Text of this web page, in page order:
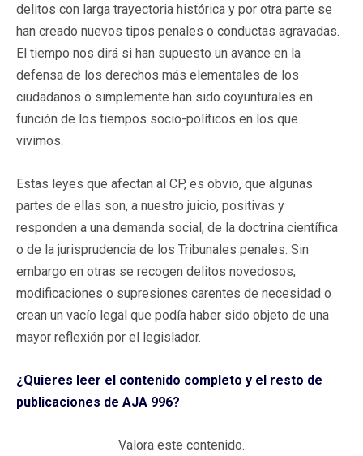
delitos con larga trayectoria histórica y por otra parte se
han creado nuevos tipos penales o conductas agravadas.
El tiempo nos dirá si han supuesto un avance en la
defensa de los derechos más elementales de los
ciudadanos o simplemente han sido coyunturales en
función de los tiempos socio-políticos en los que
vivimos.
Estas leyes que afectan al CP, es obvio, que algunas
partes de ellas son, a nuestro juicio, positivas y
responden a una demanda social, de la doctrina científica
o de la jurisprudencia de los Tribunales penales. Sin
embargo en otras se recogen delitos novedosos,
modificaciones o supresiones carentes de necesidad o
crean un vacío legal que podía haber sido objeto de una
mayor reflexión por el legislador.
¿Quieres leer el contenido completo y el resto de
publicaciones de AJA 996?
Valora este contenido.